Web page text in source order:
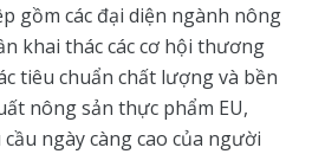
gồm các đại diện ngành nông
khai thác các cơ hội thương
tiêu chuẩn chất lượng và bền
nông sản thực phẩm EU,
ngày càng cao của người